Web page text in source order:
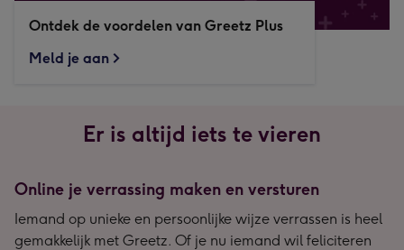
Ontdek de voordelen van Greetz Plus
Meld je aan
Er is altijd iets te vieren
Online je verrassing maken en versturen
Iemand op unieke en persoonlijke wijze verrassen is heel
gemakkelijk met Greetz. Of je nu iemand wil feliciteren